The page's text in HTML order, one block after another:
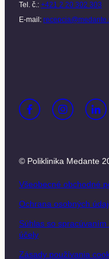
Tel. č.: +421 2 20 302 303
E-mail:
© Poliklinika Medante
Všeobecné obchodné
Ochrana osobných
Súhlas so
účely
Zásady používania